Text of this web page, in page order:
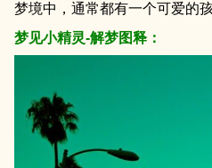
梦境中，通常都有一个可爱的
梦见小精灵-解梦图释：